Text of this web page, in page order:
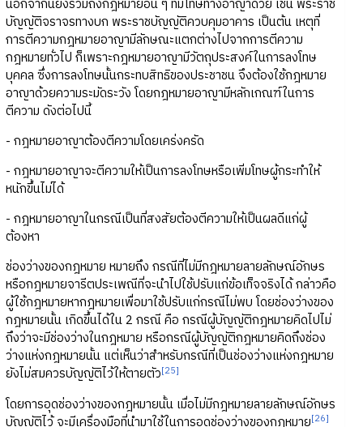
นอกจากนี้ยังรวมถึงกฎหมายอื่น ๆ ที่มีโทษทางอาญาด้วย เช่น พระราช
บัญญัติจราจรทางบก พระราชบัญญัติควบคุมอาคาร เป็นต้น เหตุที่
การตีความกฎหมายอาญามีลักษณะแตกต่างไปจากการตีความ
กฎหมายทั่วไป ก็เพราะกฎหมายอาญามีวัตถุประสงค์ในการลงโทษ
บุคคล ซึ่งการลงโทษนั้นกระทบสิทธิของประชาชน จึงต้องใช้กฎหมาย
อาญาด้วยความระมัดระวัง โดยกฎหมายอาญามีหลักเกณฑ์ในการ
ตีความ ดังต่อไปนี้
- กฎหมายอาญาต้องตีความโดยเคร่งครัด
- กฎหมายอาญาจะตีความให้เป็นการลงโทษหรือเพิ่มโทษผู้กระทำให้
หนักขึ้นไม่ได้
- กฎหมายอาญาในกรณีเป็นที่สงสัยต้องตีความให้เป็นผลดีแก่ผู้
ต้องหา
ช่องว่างของกฎหมาย หมายถึง กรณีที่ไม่มีกฎหมายลายลักษณ์อักษร
หรือกฎหมายจารีตประเพณีที่จะนำไปใช้ปรับแก่ข้อเท็จจริงได้ กล่าวคือ
ผู้ใช้กฎหมายหากฎหมายเพื่อมาใช้ปรับแก่กรณีไม่พบ โดยช่องว่างของ
กฎหมายนั้น เกิดขึ้นได้ใน 2 กรณี คือ กรณีผู้บัญญัติกฎหมายคิดไปไม่
ถึงว่าจะมีช่องว่างในกฎหมาย หรือกรณีผู้บัญญัติกฎหมายคิดถึงช่อง
ว่างแห่งกฎหมายนั้น แต่เห็นว่าสำหรับกรณีที่เป็นช่องว่างแห่งกฎหมาย
ยังไม่สมควรบัญญัติไว้ให้ตายตัว[25]
โดยการอุดช่องว่างของกฎหมายนั้น เมื่อไม่มีกฎหมายลายลักษณ์อักษร
บัญญัติไว้ จะมีเครื่องมือที่นำมาใช้ในการอุดช่องว่างของกฎหมาย[26]